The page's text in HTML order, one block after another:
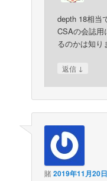
depth 18相当
CSAの会誌用
るのかは知り
返信 ↓
賭2019年11月20